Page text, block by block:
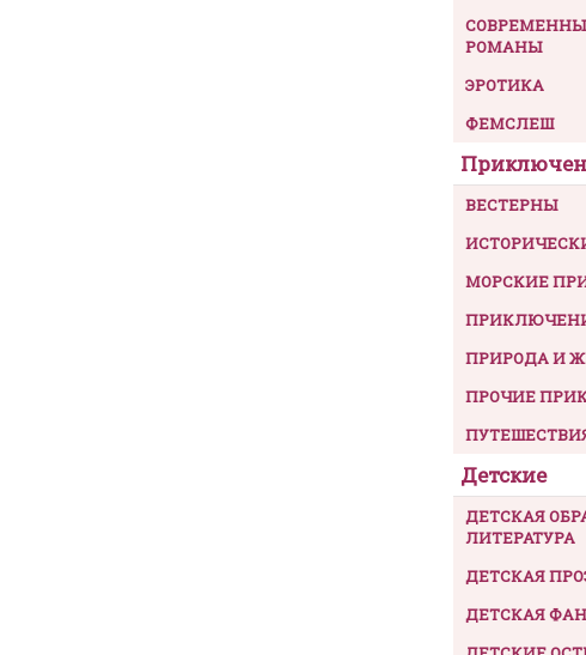
РОМАНЫ
ЭРОТИКА
ФЕМСЛЕШ
ВЕСТЕРНЫ
МОРСКИЕ
ПРИРОДА И
ПРОЧИЕ
Детские
ДЕТСКАЯ
ЛИТЕРАТУРА
ДЕТСКАЯ
ДЕТСКАЯ